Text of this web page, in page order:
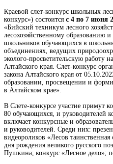
Краевой слет-конкурс школьных
конкурс») состоится с 4 по 7 июня
«Бийский техникум лесного
лесохозяйственному образованию
школьников обучающихся в
объединениях, ведущих
эколого-просветительскую работу
Алтайского края. Слет-конкурс
закона Алтайского края от
образовании, просвещении и
в Алтайском крае».
В Слете-конкурсе участие примут
80 обучающихся, и руководителей
включает конкурсные и
и руководителей. Среди них:
видеороликов «Лесов
дня рождения великого русского
Пушкина; конкурс «Лесное дело»;